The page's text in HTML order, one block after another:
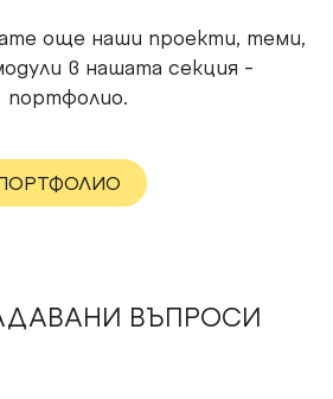
още наши проекти, теми,
в нашата секция -
портфолио.
ВЪПРОСИ